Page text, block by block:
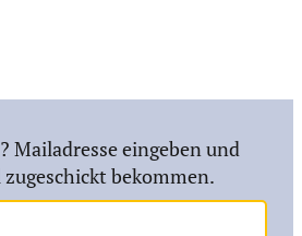
Mailadresse eingeben und
bekommen.